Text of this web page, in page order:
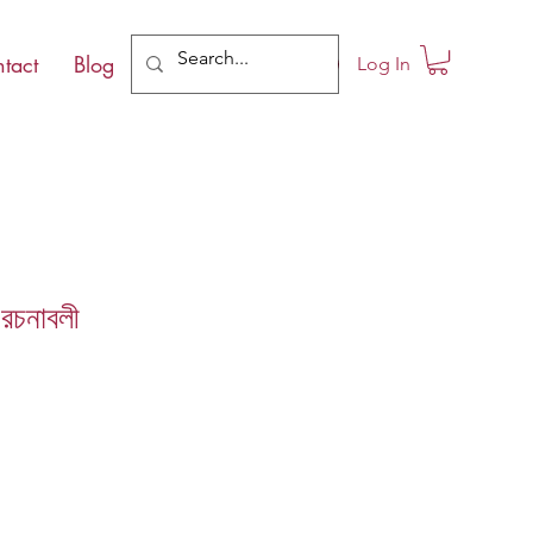
Blog Log In